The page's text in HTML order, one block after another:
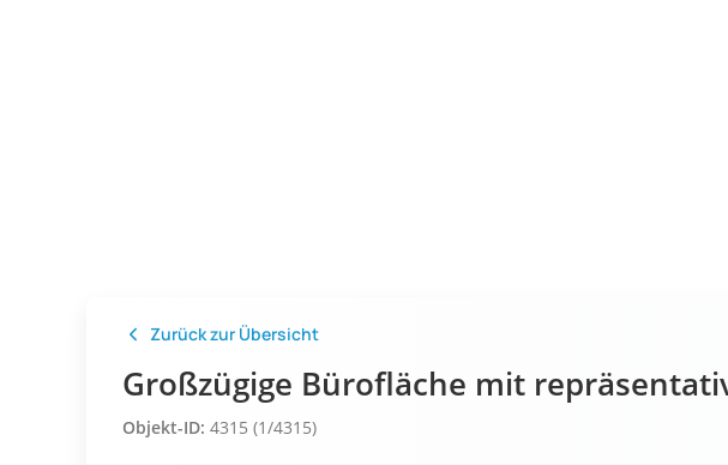
Zurück zur Übersicht
Großzügige Bürofläche mit
Objekt-ID: 4315 (1/4315)